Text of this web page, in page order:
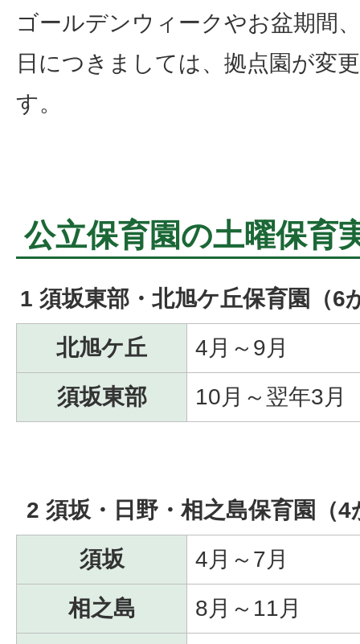
ゴールデンウィークやお盆期間
日につきましては、拠点園が変
す。
公立保育園の土曜保育
1 須坂東部・北旭ケ丘保育園（6
北旭ケ丘
4月～9月
須坂東部
10月～翌年3月
2 須坂・日野・相之島保育園（4
須坂
4月～7月
相之島
8月～11月